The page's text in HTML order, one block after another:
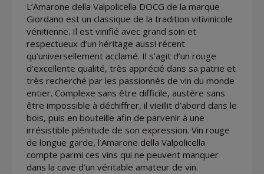
L’Amarone della Valpolicella DOCG de la marque
Giordano est un classique de la tradition vitivinicole
vénitienne. Il est vinifié avec grand soin et
respectueux d’un héritage aussi récent
qu’universellement acclamé. Il s’agit d’un rouge
d’excellente qualité, très apprécié dans sa patrie et
très recherché par les passionnés de vin du monde
entier. Complexe sans être difficile, austère sans
être impossible à déchiffrer, il vieillit d’abord dans le
bois, puis en bouteille afin de parvenir à une
irrésistible plénitude de son expression. Vin rouge
de longue garde, l’Amarone della Valpolicella
compte parmi ces vins qui ne peuvent manquer
dans la cave d’un véritable amateur de vin.